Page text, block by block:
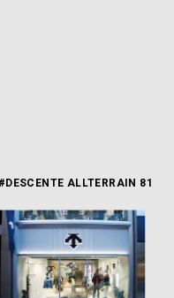
#DESCENTE ALLTERRAIN 81